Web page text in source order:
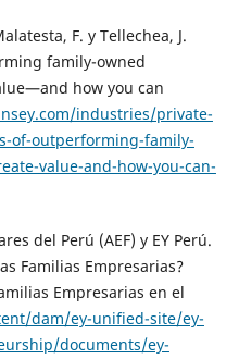
F. y Tellechea, J.
family-owned
how you can
industries/private-
of-outperforming-family-
value-and-how-you-can-
del Perú (AEF) y EY Perú.
Familias Empresarias?
Empresarias en el
dam/ey-unified-site/ey-
documents/ey-